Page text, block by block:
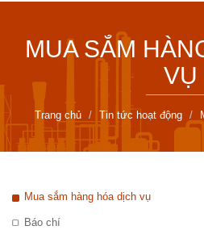
MUA SẮM
VỤ
Trang chủ Tin tức hoạt động
Mua sắm hàng hóa dịch vụ
Báo chí